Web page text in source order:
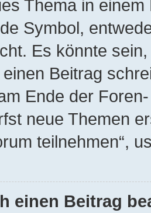
Thema in
Symbol,
Es könnte
Beitrag
Ende der
neue Themen
teilnehmen“,
einen Beitrag